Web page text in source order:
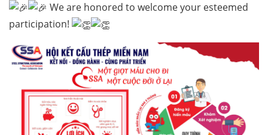
We are honored to welcome your esteemed
participation!